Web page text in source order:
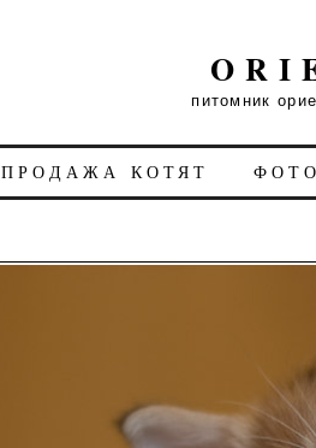
питомник
ПРОДАЖА КОТЯТ